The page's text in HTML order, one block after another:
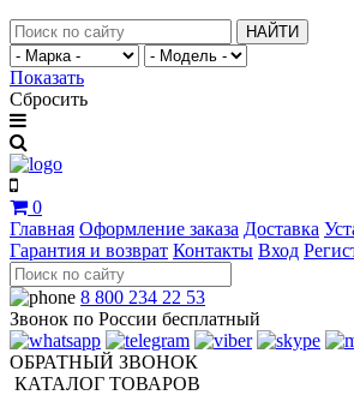
НАЙТИ
Показать
Сбросить
0
Главная Оформление заказа Доставка
Гарантия и возврат Контакты Вход
8 800 234 22 53
Звонок по России бесплатный
ОБРАТНЫЙ ЗВОНОК
КАТАЛОГ ТОВАРОВ